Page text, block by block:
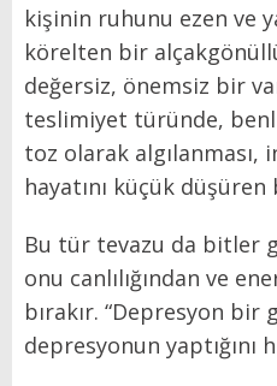
kişinin ruhunu ezen ve
körelten bir
değersiz, önemsiz bir
teslimiyet türünde,
toz olarak algılanması,
hayatını küçük
Bu tür tevazu da bitler
onu canlılığından ve
bırakır. “Depresyon
depresyonun yaptığını